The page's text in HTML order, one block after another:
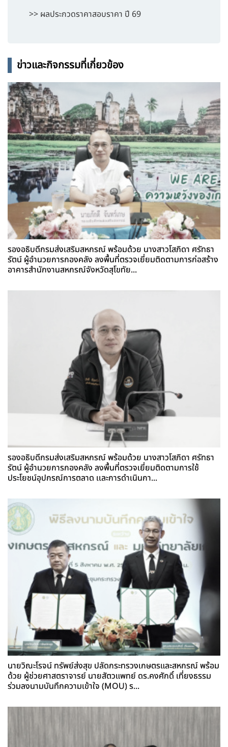
>> ผลประกวดราคาสอบราคา ปี 69
ข่าวและกิจกรรมที่เกี่ยวข้อง
รองอธิบดีกรมส่งเสริมสหกรณ์ พร้อมด้วย นางสาวโสภิดา ศรัทธา
รัตน์ ผู้อำนวยการกองคลัง ลงพื้นที่ตรวจเยี่ยมติดตามการก่อสร้าง
อาคารสำนักงานสหกรณ์จังหวัดสุโขทัย...
รองอธิบดีกรมส่งเสริมสหกรณ์ พร้อมด้วย นางสาวโสภิดา ศรัทธา
รัตน์ ผู้อำนวยการกองคลัง ลงพื้นที่ตรวจเยี่ยมติดตามการใช้
ประโยชน์อุปกรณ์การตลาด เเละการดำเนินกา...
นายวิณะโรจน์ ทรัพย์ส่งสุข ปลัดกระทรวงเกษตรและสหกรณ์ พร้อม
ด้วย ผู้ช่วยศาสตราจารย์ นายสัตวแพทย์ ดร.คงศักดิ์ เที่ยงธรรม
ร่วมลงนามบันทึกความเข้าใจ (MOU) ร...